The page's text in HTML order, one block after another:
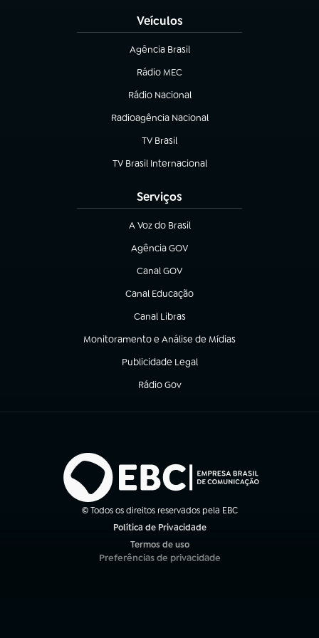
Veículos
Agência Brasil
(abre em nova aba)
Rádio MEC
(abre em nova aba)
Rádio Nacional
Radioagência Nacional
(abre em nova aba)
TV Brasil
(abre em nova aba)
TV Brasil Internacional
(abre em nova aba)
Serviços
A Voz do Brasil
(abre em nova aba)
Agência GOV
(abre em nova aba)
Canal GOV
(abre em nova aba)
Canal Educação
(abre em nova aba)
Canal Libras
(abre em nova aba)
Monitoramento e Análise de Mídias
(abre em nova aba)
Publicidade Legal
(abre em nova aba)
Rádio Gov
(abre em nova aba)
© Todos os direitos reservados pela EBC
Política de Privacidade
Termos de uso
(abre em nova aba)
Preferências de privacidade